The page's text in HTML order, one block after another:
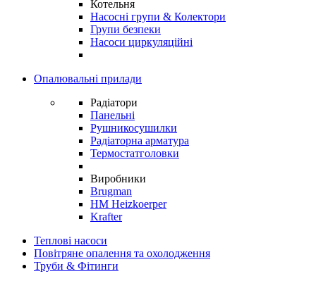
Котельня
Насосні групи & Колектори
Групи безпеки
Насоси циркуляційні
Опалювальні прилади
Радіатори
Панельні
Рушникосушилки
Радіаторна арматура
Термостатголовки
Виробники
Brugman
HM Heizkoerper
Krafter
Теплові насоси
Повітряне опалення та охолодження
Труби & Фітинги